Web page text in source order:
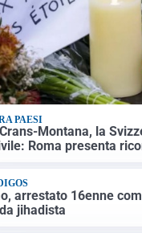
PAESI
Montana, la
Roma presenta
arrestato 16enne
jihadista